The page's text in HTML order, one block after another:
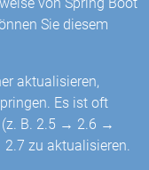
Sie diesem
aktualisieren,
Es ist oft
(z. B. 2.5 → 2.6 →
zu aktualisieren.